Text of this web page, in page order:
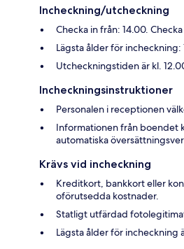
Incheckning/utcheckning
Checka in från: 14.00.
Lägsta ålder för incheckning:
Utcheckningstiden är kl.
Incheckningsinstruktioner
Personalen i receptionen
Informationen från boendet
automatiska
Krävs vid incheckning
Kreditkort, bankkort eller
oförutsedda kostnader.
Statligt utfärdad
Lägsta ålder för incheckning